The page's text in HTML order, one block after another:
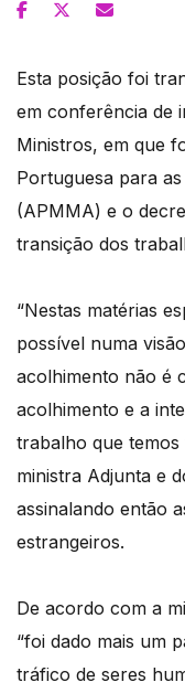
Esta posição foi
em conferência de
Ministros, em que
Portuguesa para
(APMMA) e o
transição dos
“Nestas matérias
possível numa
acolhimento não é
acolhimento e a
trabalho que
ministra Adjunta e
assinalando então
estrangeiros.
De acordo com a
“foi dado mais um
tráfico de seres